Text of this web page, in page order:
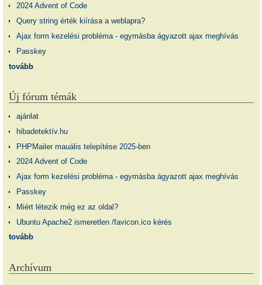
2024 Advent of Code
Query string érték kiírása a weblapra?
Ajax form kezelési probléma - egymásba ágyazott ajax meghívás
Passkey
tovább
Új fórum témák
ajánlat
hibadetektív.hu
PHPMailer mauális telepítése 2025-ben
2024 Advent of Code
Ajax form kezelési probléma - egymásba ágyazott ajax meghívás
Passkey
Miért létezik még ez az oldal?
Ubuntu Apache2 ismeretlen /favicon.ico kérés
tovább
Archívum